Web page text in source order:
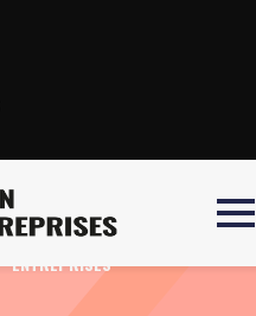
TOUTE L’ACTUALITÉ LYON
ENTREPRISES